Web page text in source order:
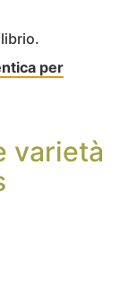
per
varietà